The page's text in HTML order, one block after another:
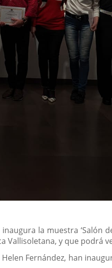
la muestra ‘Salón
y que podrá
Fernández, han